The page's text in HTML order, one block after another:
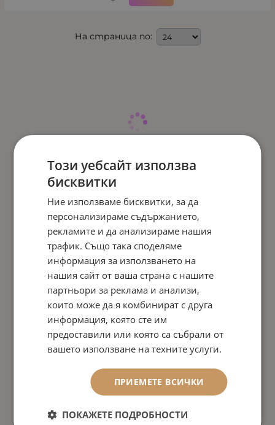
На страница по:
Този уебсайт използва
бисквитки
Ние използваме бисквитки, за да
персонализираме съдържанието,
рекламите и да анализираме нашия
трафик. Също така споделяме
информация за използването на
нашия сайт от ваша страна с нашите
партньори за реклама и анализи,
които може да я комбинират с друга
информация, която сте им
предоставили или която са събрали от
вашето използване на техните услуги.
ПРИЕМЕТЕ ВСИЧКИ
ПОКАЖЕТЕ ПОДРОБНОСТИ